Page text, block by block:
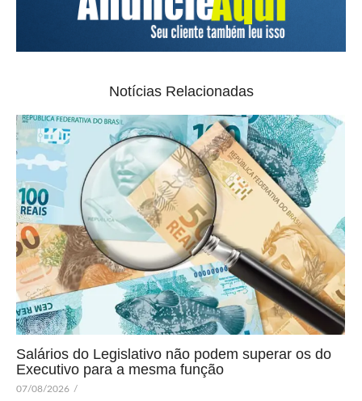
Notícias Relacionadas
Salários do Legislativo não podem superar os do
Executivo para a mesma função
07/08/2026 /